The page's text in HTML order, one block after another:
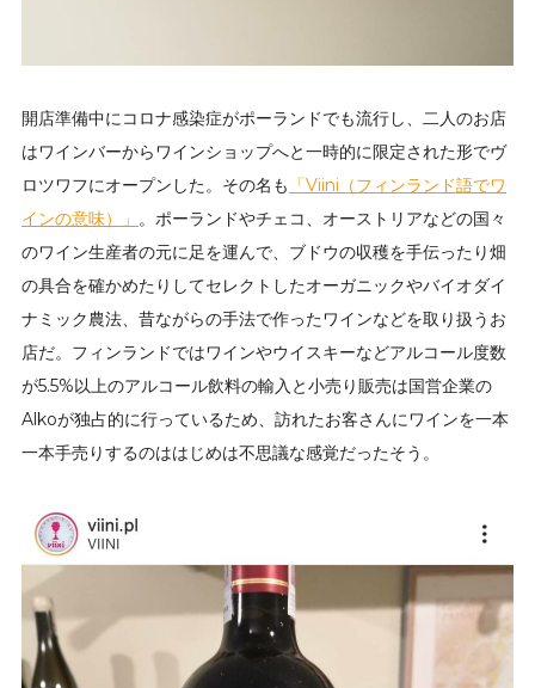
開店準備中にコロナ感染症がポーランドでも流行し、二人のお店
はワインバーからワインショップへと一時的に限定された形でヴ
ロツワフにオープンした。その名も 「Viini（フィンランド語でワ
インの意味）」 。ポーランドやチェコ、オーストリアなどの国々
のワイン生産者の元に足を運んで、ブドウの収穫を手伝ったり畑
の具合を確かめたりしてセレクトしたオーガニックやバイオダイ
ナミック農法、昔ながらの手法で作ったワインなどを取り扱うお
店だ。フィンランドではワインやウイスキーなどアルコール度数
が5.5%以上のアルコール飲料の輸入と小売り販売は国営企業の
Alkoが独占的に行っているため、訪れたお客さんにワインを一本
一本手売りするのははじめは不思議な感覚だったそう。